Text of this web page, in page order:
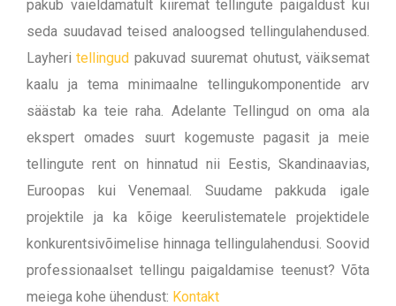
pakub vaieldamatult kiiremat tellingute paigaldust kui
seda suudavad teised analoogsed tellingulahendused.
Layheritellingud pakuvad suuremat ohutust, väiksemat
kaalu ja tema minimaalne tellingukomponentide arv
säästab ka teie raha. Adelante Tellingud on oma ala
ekspert omades suurt kogemuste pagasit ja meie
tellingute rent on hinnatud nii Eestis, Skandinaavias,
Euroopas kui Venemaal. Suudame pakkuda igale
projektile ja ka kõige keerulistematele projektidele
konkurentsivõimelise hinnaga tellingulahendusi. Soovid
professionaalset tellingu paigaldamise teenust? Võta
meiega kohe ühendust: Kontakt